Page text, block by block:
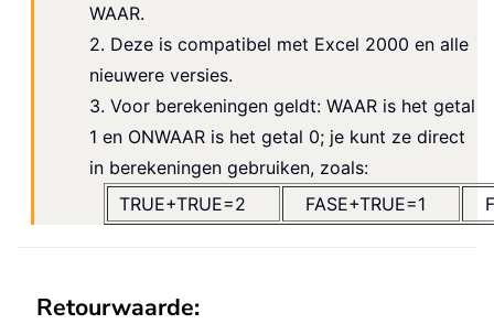
WAAR.
2. Deze is compatibel met Excel 2000 en alle
nieuwere versies.
3. Voor berekeningen geldt: WAAR is het getal
1 en ONWAAR is het getal 0; je kunt ze direct
in berekeningen gebruiken, zoals:
TRUE+TRUE=2
FASE+TRUE=1
Retourwaarde: